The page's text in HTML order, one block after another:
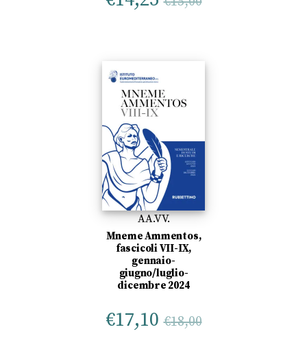
AA.VV.
Mneme Ammentos,
fascicoli VII-IX,
gennaio-
giugno/luglio-
dicembre 2024
€17,10 €18,00